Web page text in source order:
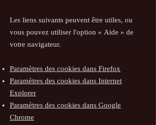
Les liens suivants peuvent être utiles, ou
vous pouvez utiliser l'option « Aide » de
votre navigateur.
Paramètres des cookies dans Firefox
Paramètres des cookies dans Internet
Explorer
Paramètres des cookies dans Google
Chrome